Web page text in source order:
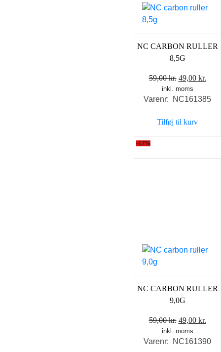
NC CARBON RULLER
8,5G
59,00kr. Den
oprindelige
pris
59,00 kr..
49,00 kr.
pris
inkl. moms
Varenr: NC161385
Tilføj til kurv
-17%
NC CARBON RULLER
9,0G
59,00kr. Den
oprindelige
pris
49,00 kr.
pris
inkl. moms
Varenr: NC161390